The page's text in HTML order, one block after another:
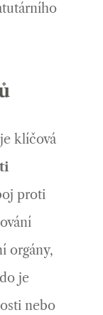
klíčová
proti
orgány,
je
nebo